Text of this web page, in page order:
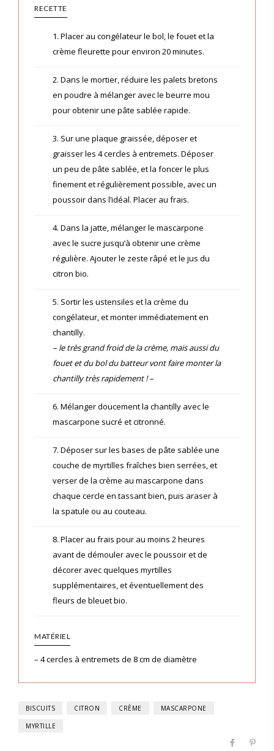
RECETTE
1. Placer au congélateur le bol, le fouet et la
crème fleurette pour environ 20 minutes.
2. Dans le mortier, réduire les palets bretons
en poudre à mélanger avec le beurre mou
pour obtenir une pâte sablée rapide.
3. Sur une plaque graissée, déposer et
graisser les 4 cercles à entremets. Déposer
un peu de pâte sablée, et la foncer le plus
finement et régulièrement possible, avec un
poussoir dans l’idéal. Placer au frais.
4. Dans la jatte, mélanger le mascarpone
avec le sucre jusqu’à obtenir une crème
régulière. Ajouter le zeste râpé et le jus du
citron bio.
5. Sortir les ustensiles et la crème du
congélateur, et monter immédiatement en
chantilly.
– le très grand froid de la crème, mais aussi du
fouet et du bol du batteur vont faire monter la
chantilly très rapidement ! –
6. Mélanger doucement la chantilly avec le
mascarpone sucré et citronné.
7. Déposer sur les bases de pâte sablée une
couche de myrtilles fraîches bien serrées, et
verser de la crème au mascarpone dans
chaque cercle en tassant bien, puis araser à
la spatule ou au couteau.
8. Placer au frais pour au moins 2 heures
avant de démouler avec le poussoir et de
décorer avec quelques myrtilles
supplémentaires, et éventuellement des
fleurs de bleuet bio.
MATÉRIEL
– 4 cercles à entremets de 8 cm de diamètre
BISCUITS CITRON CRÈME MASCARPONE
MYRTILLE